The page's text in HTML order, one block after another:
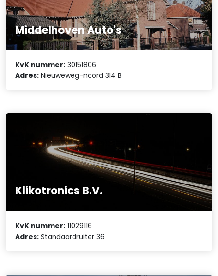
Middelhoven Auto's
KvK nummer: 30151806
Adres: Nieuweweg-noord 314 B
Klikotronics B.V.
KvK nummer: 11029116
Adres: Standaardruiter 36